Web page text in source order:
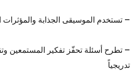
– تستخدم الموسيقى الجذابة والمؤثرات
– تطرح أسئلة تحفّز تفكير المستمعين
تدريجياً